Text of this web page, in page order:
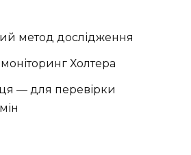
метод дослідження
Холтера
— для перевірки